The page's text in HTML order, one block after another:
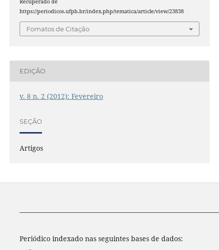
Recuperado de
https://periodicos.ufpb.br/index.php/tematica/article/view/23838
Fomatos de Citação
EDIÇÃO
v. 8 n. 2 (2012): Fevereiro
SEÇÃO
Artigos
Periódico indexado nas seguintes bases de dados: